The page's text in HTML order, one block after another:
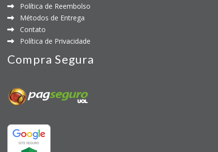
Política de Reembolso
Métodos de Entrega
Contato
Política de Privacidade
Compra Segura